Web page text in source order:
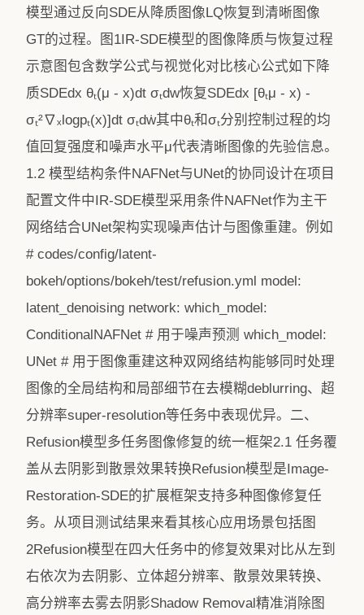
模型通过反向SDE从降质图像LQ恢复到清晰图像
GT的过程。图1IR-SDE模型的图像降质与恢复过程
示意图包含数学公式与视觉化对比核心公式如下降
质SDEdx θₜ(μ - x)dt σₜdw恢复SDEdx [θₜμ - x) -
σₜ²∇ₓlogpₜ(x)]dt σₜdẇ其中θₜ和σₜ分别控制过程的均
值回复强度和噪声水平μ代表清晰图像的先验信息。
1.2 模型结构条件NAFNet与UNet的协同设计在项目
配置文件中IR-SDE模型采用条件NAFNet作为主干
网络结合UNet架构实现噪声估计与图像重建。例如
# codes/config/latent-
bokeh/options/bokeh/test/refusion.yml model:
latent_denoising network: which_model:
ConditionalNAFNet # 用于噪声预测 which_model:
UNet # 用于图像重建这种双网络结构能够同时处理
图像的全局结构和局部细节在去模糊deblurring、超
分辨率super-resolution等任务中表现优异。二、
Refusion模型多任务图像修复的统一框架2.1 任务覆
盖从去阴影到散景效果转换Refusion模型是Image-
Restoration-SDE的扩展框架支持多种图像修复任
务。从项目测试结果来看其核心应用场景包括图
2Refusion模型在四大任务中的修复效果对比从左到
右依次为去阴影、立体超分辨率、散景效果转换、
高分辨率去雾去阴影Shadow Removal精准消除图